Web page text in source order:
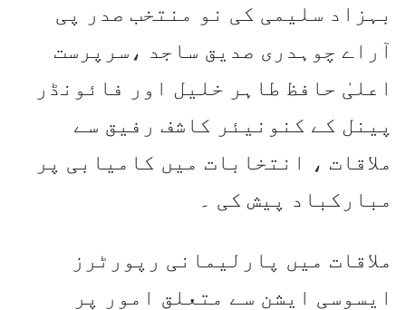
بہزاد سلیمی کی نو منتخب صدر پی
آراے چوہدری صدیق ساجد ،سرپرست
اعلیٰ حافظ طاہر خلیل اور فائونڈر
پینل کے کنونیئر کاشف رفیق سے
ملاقات ، انتخابات میں کامیابی پر
مبارکباد پیش کی ۔
ملاقات میں پارلیمانی رپورٹرز
ایسوسی ایشن سے متعلق امور پر